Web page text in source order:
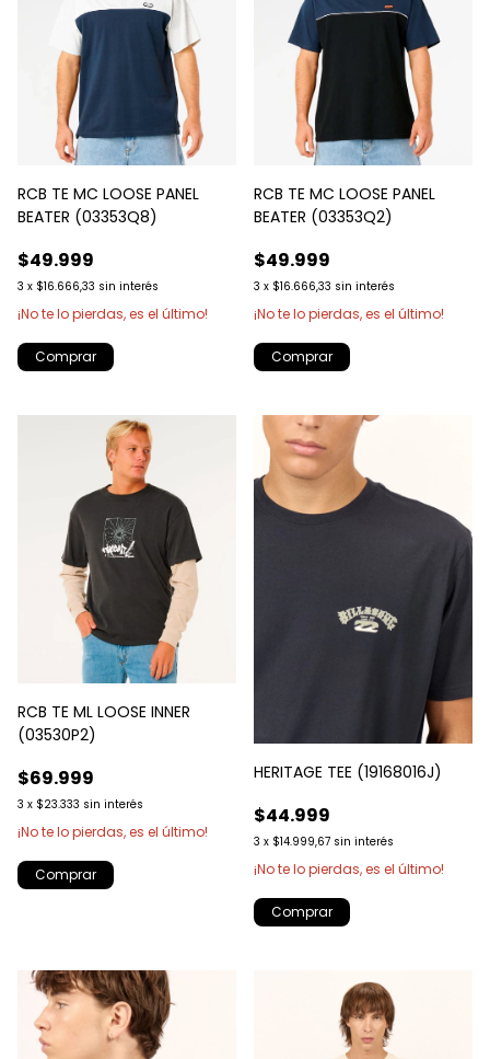
RCB TE MC LOOSE PANEL
BEATER (03353Q8)
$49.999
3 x $16.666,33 sin interés
¡No te lo pierdas, es el último!
Comprar
RCB TE MC LOOSE PANEL
BEATER (03353Q2)
$49.999
3 x $16.666,33 sin interés
¡No te lo pierdas, es el último!
Comprar
RCB TE ML LOOSE INNER
(03530P2)
$69.999
3 x $23.333 sin interés
¡No te lo pierdas, es el último!
Comprar
HERITAGE TEE (19168016J)
$44.999
3 x $14.999,67 sin interés
¡No te lo pierdas, es el último!
Comprar